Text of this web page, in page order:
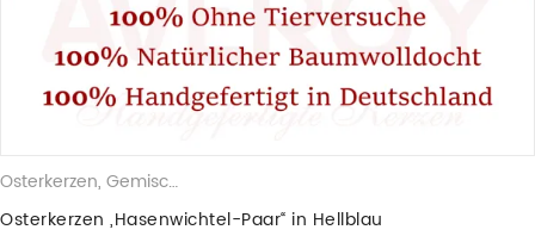
Osterkerzen, Gemischte Wachskerzen
Osterkerzen „Hasenwichtel-Paar“ in Hellblau